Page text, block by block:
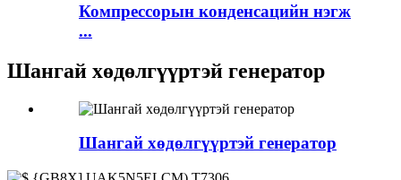
Компрессорын конденсацийн нэгж
...
Шангай хөдөлгүүртэй генератор
Шангай хөдөлгүүртэй генератор